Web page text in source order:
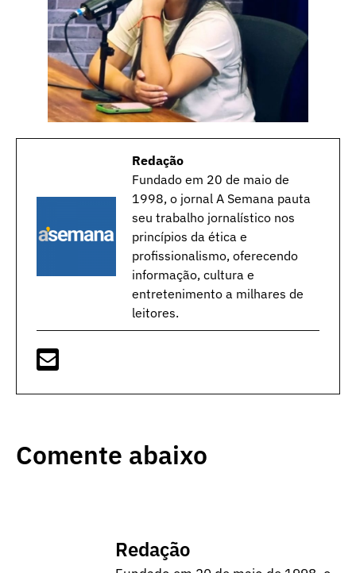
Redação
Fundado em 20 de maio de
1998, o jornal A Semana pauta
seu trabalho jornalístico nos
princípios da ética e
profissionalismo, oferecendo
informação, cultura e
entretenimento a milhares de
leitores.
Comente abaixo
Redação